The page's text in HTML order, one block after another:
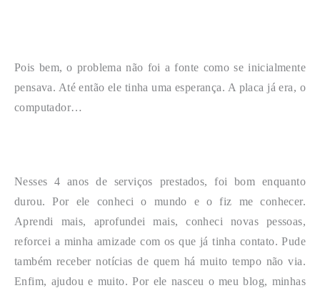
Pois bem, o problema não foi a fonte como se inicialmente
pensava. Até então ele tinha uma esperança. A placa já era, o
computador…
Nesses 4 anos de serviços prestados, foi bom enquanto
durou. Por ele conheci o mundo e o fiz me conhecer.
Aprendi mais, aprofundei mais, conheci novas pessoas,
reforcei a minha amizade com os que já tinha contato. Pude
também receber notícias de quem há muito tempo não via.
Enfim, ajudou e muito. Por ele nasceu o meu blog, minhas